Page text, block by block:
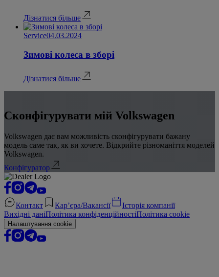
Дізнатися більше
Service04.03.2024
Зимові колеса в зборі
Дізнатися більше
Сконфігурувати мій Volkswagen
Volkswagen дає вам можливість сконфігурувати бажану
модель саме так, як ви хочете. Відкрийте різноманіття моделей
Volkswagen.
Конфігуратор
Контакт Кар’єра/Вакансії
Історія компанії
Вихідні даніПолітика конфіденційностіПолітика cookie
Налаштування cookie